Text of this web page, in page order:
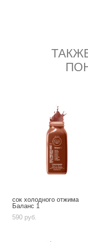
сок холодного отжима
Баланс 1
590 pуб.